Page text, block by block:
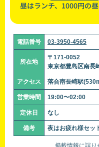
昼はランチ、1000円の昼
電話番号 03-3950-4565
所在地
〒171-0052
東京都豊島区南長
アクセス 落合南長崎駅
営業時間 19:00〜02:00
定休日 なし
備考 夜はお疲れ様セッ